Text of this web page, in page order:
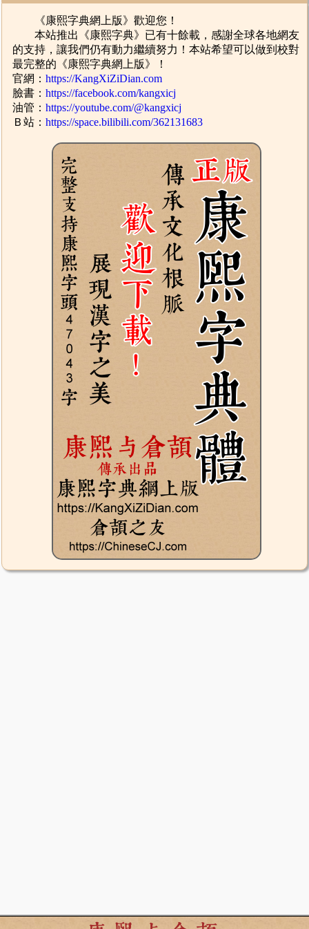
《康熙字典網上版》歡迎您！
本站推出《康熙字典》已有十餘載，感謝全球各地網友
的支持，讓我們仍有動力繼續努力！本站希望可以做到校對
最完整的《康熙字典網上版》！
官網：https://KangXiZiDian.com
臉書：https://facebook.com/kangxicj
油管：https://youtube.com/@kangxicj
Ｂ站：https://space.bilibili.com/362131683